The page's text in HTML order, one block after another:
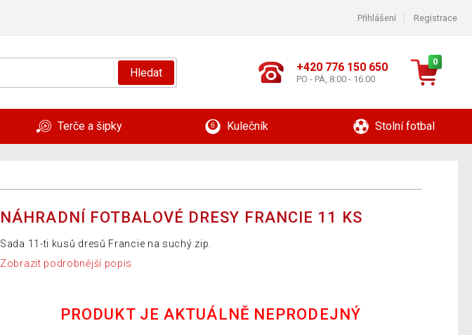
Přihlášení Registrace
Hledat +420 776 150 650
PO - PÁ, 8:00 - 16:00
0
Terče a šipky Kulečník Stolní fotbal
NÁHRADNÍ FOTBALOVÉ DRESY FRANCIE 11 KS
Sada 11-ti kusů dresů Francie na suchý zip.
Zobrazit podrobnější popis
PRODUKT JE AKTUÁLNĚ NEPRODEJNÝ